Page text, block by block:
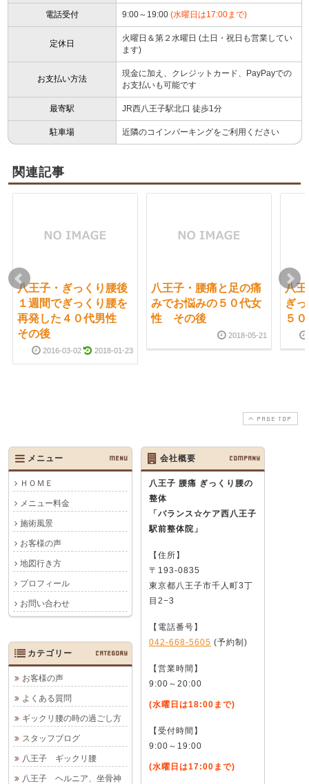
電話受付 9:00～19:00 (水曜日は17:00まで)
定休日
火曜日＆第２水曜日 (土日・祝日も営業してい
ます)
お支払い方法
現金に加え、クレジットカード、PayPayでの
お支払いも可能です
最寄駅 JR西八王子駅北口 徒歩1分
駐車場 近隣のコインパーキングをご利用ください
関連記事
八王子・ぎっくり腰後
１週間でぎっくり腰を
再発した４０代男性
その後
2016-03-02 2018-01-23
八王子・腰痛と足の痛
みでお悩みの５０代女
性 その後
2018-05-21
八
ぎ
５
PAGE TOP
メニュー MENU
ＨＯＭＥ
メニュー料金
施術風景
お客様の声
地図行き方
プロフィール
お問い合わせ
会社概要 COMPANY
八王子 腰痛 ぎっくり腰の
整体
「バランス☆ケア西八王子
駅前整体院」
【住所】
〒193-0835
東京都八王子市千人町3丁
目2−3
【電話番号】
042-668-5605 (予約制)
【営業時間】
9:00～20:00
(水曜日は18:00まで)
【受付時間】
9:00～19:00
(水曜日は17:00まで)
カテゴリー CATEGORY
お客様の声
よくある質問
ギックリ腰の時の過ごし方
スタッフブログ
八王子 ギックリ腰
八王子 ヘルニア、坐骨神